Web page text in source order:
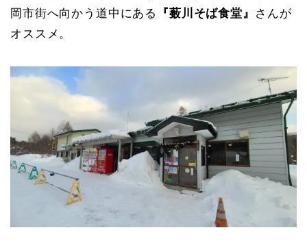
岡市街へ向かう道中にある
『薮川そば食堂』
さんが
オススメ。